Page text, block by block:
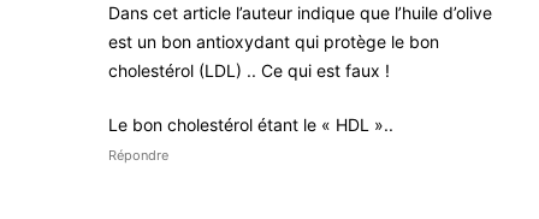
Dans cet article l’auteur indique que l’huile d’olive
est un bon antioxydant qui protège le bon
cholestérol (LDL) .. Ce qui est faux !
Le bon cholestérol étant le « HDL »..
Répondre